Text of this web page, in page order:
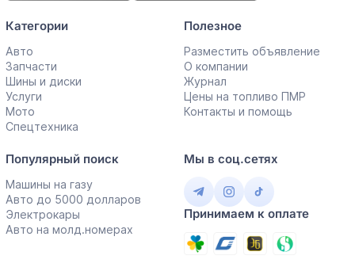
Категории
Авто
Запчасти
Шины и диски
Услуги
Мото
Спецтехника
Полезное
Разместить объявление
О компании
Журнал
Цены на топливо ПМР
Контакты и помощь
Популярный поиск
Машины на газу
Авто до 5000 долларов
Электрокары
Авто на молд.номерах
Мы в соц.сетях
Принимаем к оплате